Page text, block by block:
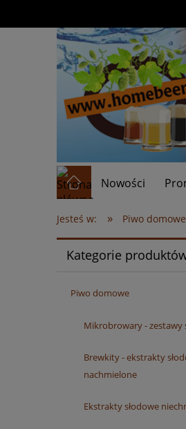
Nowości
Jesteś w: » Piwo domowe
Kategorie
Piwo domowe
Mikrobrowary - zestawy
Brewkity - ekstrakty
nachmielone
Ekstrakty słodowe